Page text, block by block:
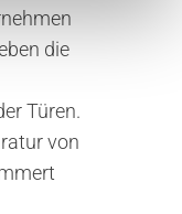
die
Türen.
von